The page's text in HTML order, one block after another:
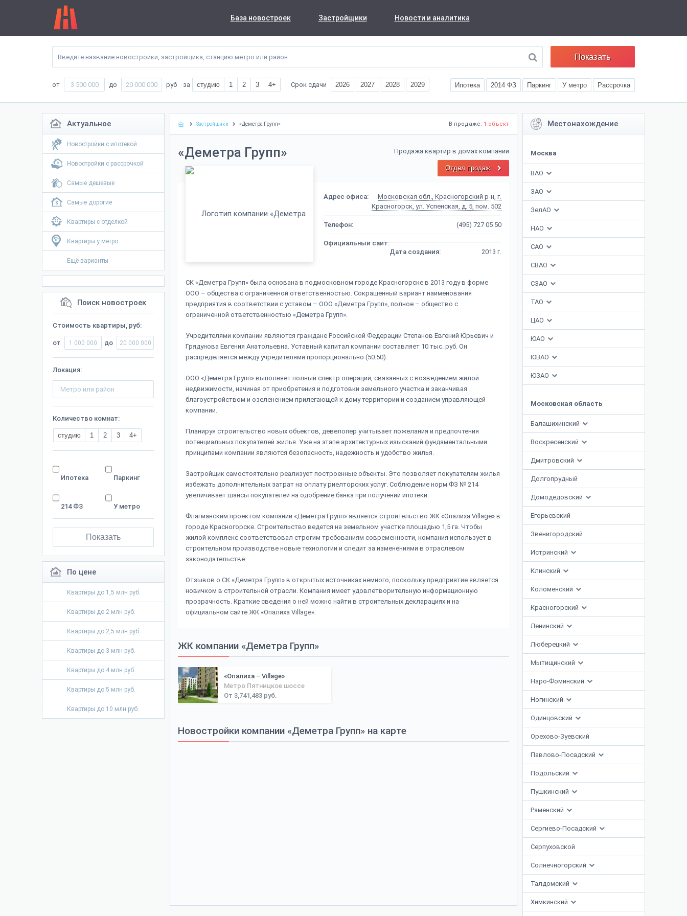
База новостроек Застройщики Новости и аналитика
Показать
от до руб за студию 1 2 3 4+ Срок сдачи 2026 2027 2028 2029 Ипотека 2014 ФЗ Паркинг У метро Рассрочка
Актуальное
Новостройки с ипотекой
Новостройки с рассрочкой
Самые дешевые
Самые дорогие
Квартиры с отделкой
Квартиры у метро
Ещё варианты
Поиск новостроек
Стоимость квартиры, руб:
от до
Локация:
Количество комнат:
студию 1 2 3 4+
Ипотека Паркинг
214 ФЗ У метро
Показать
По цене
Квартиры до 1,5 млн руб.
Квартиры до 2 млн руб.
Квартиры до 2,5 млн руб.
Квартиры до 3 млн руб.
Квартиры до 4 млн руб.
Квартиры до 5 млн руб.
Квартиры до 10 млн руб.
Местонахождение
Москва
ВАО
ЗАО
ЗелАО
НАО
САО
СВАО
СЗАО
ТАО
ЦАО
ЮАО
ЮВАО
ЮЗАО
Московская область
Балашихинский
Воскресенский
Дмитровский
Долгопрудный
Домодедовский
Егорьевский
Звенигородский
Истринский
Клинский
Коломенский
Красногорский
Ленинский
Люберецкий
Мытищинский
Наро-Фоминский
Ногинский
Одинцовский
Орехово-Зуевский
Павлово-Посадский
Подольский
Пушкинский
Раменский
Сергиево-Посадский
Серпуховской
Солнечногорский
Талдомский
Химкинский
В продаже: 1 объект
Застройщики «Деметра Групп»
Продажа квартир в домах компании
Отдел продаж
«Деметра Групп»
Адрес офиса:
Московская обл., Красногорский р-н, г.
Красногорск, ул. Успенская, д. 5, пом. 502
Телефон: (495) 727 05 50
Официальный сайт:
Дата создания:
2013 г.
СК «Деметра Групп» была основана в подмосковном городе Красногорске в 2013 году в форме
ООО – общества с ограниченной ответственностью. Сокращенный вариант наименования
предприятия в соответствии с уставом – ООО «Деметра Групп», полное – общество с
ограниченной ответственностью «Деметра Групп».
Учредителями компании являются граждане Российской Федерации Степанов Евгений Юрьевич и
Грядунова Евгения Анатольевна. Уставный капитал компании составляет 10 тыс. руб. Он
распределяется между учредителями пропорционально (50:50).
ООО «Деметра Групп» выполняет полный спектр операций, связанных с возведением жилой
недвижимости, начиная от приобретения и подготовки земельного участка и заканчивая
благоустройством и озеленением прилегающей к дому территории и созданием управляющей
компании.
Планируя строительство новых объектов, девелопер учитывает пожелания и предпочтения
потенциальных покупателей жилья. Уже на этапе архитектурных изысканий фундаментальными
принципами компании являются безопасность, надежность и удобство жилья.
Застройщик самостоятельно реализует построенные объекты. Это позволяет покупателям жилья
избежать дополнительных затрат на оплату риелторских услуг. Соблюдение норм ФЗ № 214
увеличивает шансы покупателей на одобрение банка при получении ипотеки.
Флагманским проектом компании «Деметра Групп» является строительство ЖК «Опалиха Village» в
городе Красногорске. Строительство ведется на земельном участке площадью 1,5 га. Чтобы
жилой комплекс соответствовал строгим требованиям современности, компания использует в
строительном производстве новые технологии и следит за изменениями в отраслевом
законодательстве.
Отзывов о СК «Деметра Групп» в открытых источниках немного, поскольку предприятие является
новичком в строительной отрасли. Компания имеет удовлетворительную информационную
прозрачность. Краткие сведения о ней можно найти в строительных декларациях и на
официальном сайте ЖК «Опалиха Village».
ЖК компании «Деметра Групп»
«Опалиха – Village»
Метро Пятницкое шоссе
От 3,741,483 руб.
Новостройки компании «Деметра Групп» на карте